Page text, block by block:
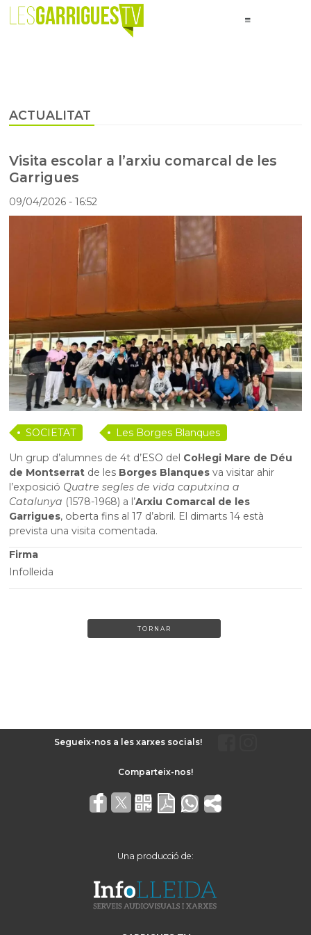
ACTUALITAT
Visita escolar a l’arxiu comarcal de les
Garrigues
09/04/2026- 16:52
SOCIETAT
Les Borges Blanques
Un grup d’alumnes de 4t d’ESO del Col·legi Mare de Déu
de Montserrat de les Borges Blanques va visitar ahir
l’exposició Quatre segles de vida caputxina a
Catalunya (1578-1968) a l’Arxiu Comarcal de les
Garrigues, oberta fins al 17 d’abril. El dimarts 14 està
prevista una visita comentada.
Firma
Infolleida
TORNAR
Segueix-nos a les xarxes socials!
Una producció de: